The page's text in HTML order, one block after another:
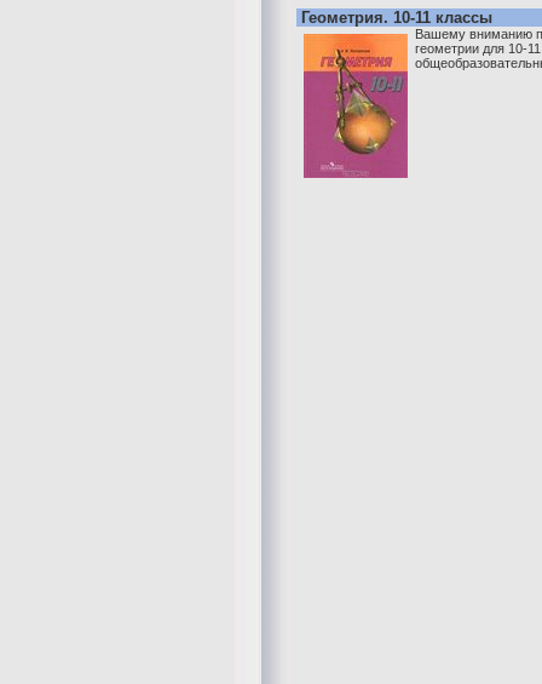
Геометрия. 10-11 классы
Вашему вниманию
геометрии для 10-